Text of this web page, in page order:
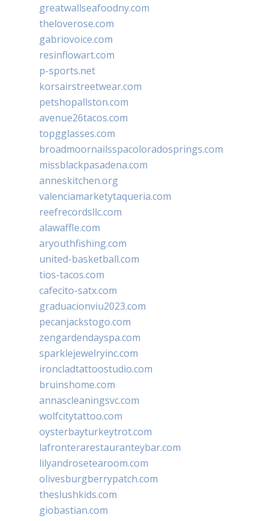
greatwallseafoodny.com
theloverose.com
gabriovoice.com
resinflowart.com
p-sports.net
korsairstreetwear.com
petshopallston.com
avenue26tacos.com
topgglasses.com
broadmoornailsspacoloradosprings.com
missblackpasadena.com
anneskitchen.org
valenciamarketytaqueria.com
reefrecordsllc.com
alawaffle.com
aryouthfishing.com
united-basketball.com
tios-tacos.com
cafecito-satx.com
graduacionviu2023.com
pecanjackstogo.com
zengardendayspa.com
sparklejewelryinc.com
ironcladtattoostudio.com
bruinshome.com
annascleaningsvc.com
wolfcitytattoo.com
oysterbayturkeytrot.com
lafronterarestauranteybar.com
lilyandrosetearoom.com
olivesburgberrypatch.com
theslushkids.com
giobastian.com